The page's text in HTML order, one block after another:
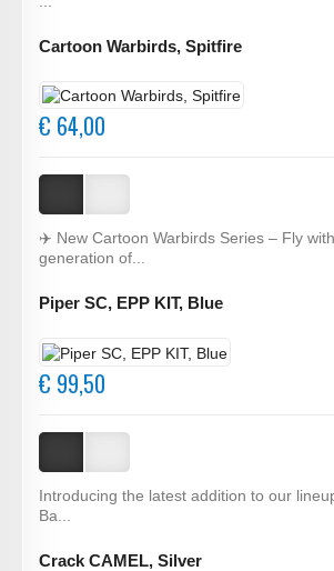
Cartoon Warbirds, Spitfire
€ 64,00
✈️ New Cartoon Warbirds Series – Fly
generation of...
Piper SC, EPP KIT, Blue
€ 99,50
Introducing the latest addition to our
Ba...
Crack CAMEL, Silver